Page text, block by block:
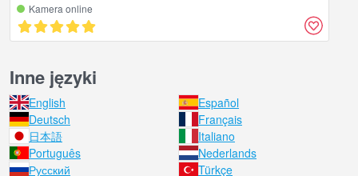
Kamera online
Inne języki
English
Español
Deutsch
Français
日本語
Italiano
Português
Nederlands
Русский
Türkçe